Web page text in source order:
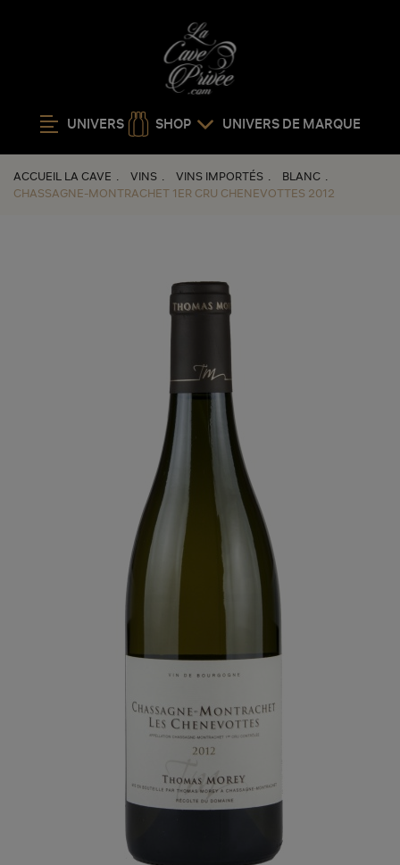
UNIVERS SHOP UNIVERS DE MARQUE
ACCUEIL LA CAVE VINS VINS IMPORTÉS
BLANC
CHASSAGNE-MONTRACHET 1ER CRU CHENEVOTTES 2012